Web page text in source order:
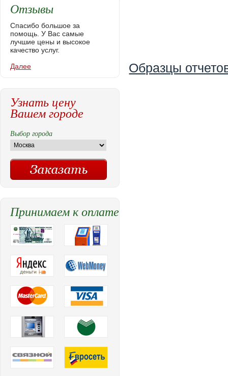
Образцы
Отзывы
Спасибо большое за
помощь. У Вас самые
лучшие цены и высокое
качество услуг.
Далее
Узнать цену
Вашем городе
Выбор города
Принимаем к оплате